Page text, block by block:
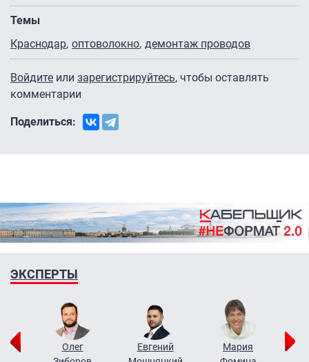
Темы
Краснодар оптоволокно демонтаж проводов
Войдите или зарегистрируйтесь, чтобы оставлять
комментарии
Поделиться:
ЭКСПЕРТЫ
Олег
Евгений
Мария